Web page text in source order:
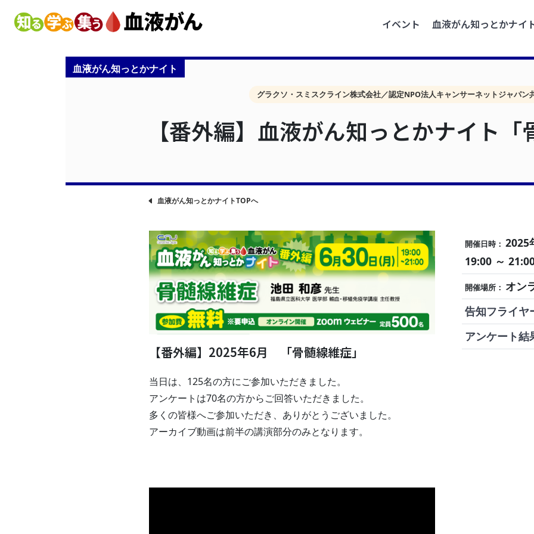
イベント 血液がん知っとかナイ
血液がん知っとかナイト
グラクソ・スミスクライン株式会社／認定NPO法人キャンサーネットジャパン
【番外編】血液がん知っとかナイト「
血液がん知っとかナイトTOPへ
【番外編】2025年6月 「骨髄線維症」
当日は、125名の方にご参加いただきました。
アンケートは70名の方からご回答いただきました。
多くの皆様へご参加いただき、ありがとうございました。
アーカイブ動画は前半の講演部分のみとなります。
開催日時： 2025
19:00 ～
開催場所： オン
告知フライヤ
アンケート結